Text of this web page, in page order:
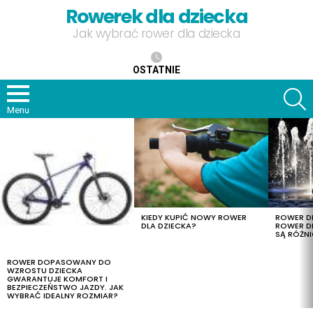
Rowerek dla dziecka
Jak wybrać rower dla dziecka
OSTATNIE
Menu
ROWER DOPASOWANY DO
WZROSTU DZIECKA
GWARANTUJE KOMFORT I
BEZPIECZEŃSTWO JAZDY. JAK
WYBRAĆ IDEALNY ROZMIAR?
KIEDY KUPIĆ NOWY ROWER
DLA DZIECKA?
ROWER
ROWER
SĄ